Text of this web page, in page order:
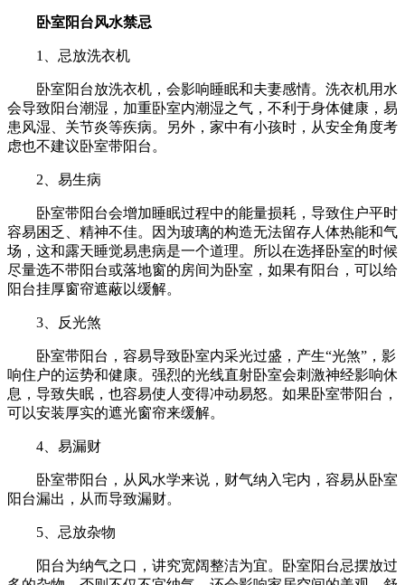
卧室阳台风水禁忌
1、忌放洗衣机
卧室阳台放洗衣机，会影响睡眠和夫妻感情。洗衣机用水
会导致阳台潮湿，加重卧室内潮湿之气，不利于身体健康，易
患风湿、关节炎等疾病。另外，家中有小孩时，从安全角度考
虑也不建议卧室带阳台。
2、易生病
卧室带阳台会增加睡眠过程中的能量损耗，导致住户平时
容易困乏、精神不佳。因为玻璃的构造无法留存人体热能和气
场，这和露天睡觉易患病是一个道理。所以在选择卧室的时候
尽量选不带阳台或落地窗的房间为卧室，如果有阳台，可以给
阳台挂厚窗帘遮蔽以缓解。
3、反光煞
卧室带阳台，容易导致卧室内采光过盛，产生“光煞”，影
响住户的运势和健康。强烈的光线直射卧室会刺激神经影响休
息，导致失眠，也容易使人变得冲动易怒。如果卧室带阳台，
可以安装厚实的遮光窗帘来缓解。
4、易漏财
卧室带阳台，从风水学来说，财气纳入宅内，容易从卧室
阳台漏出，从而导致漏财。
5、忌放杂物
阳台为纳气之口，讲究宽阔整洁为宜。卧室阳台忌摆放过